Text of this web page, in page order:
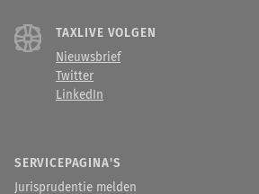
TAXLIVE VOLGEN
Nieuwsbrief
Twitter
LinkedIn
SERVICEPAGINA'S
Jurisprudentie melden